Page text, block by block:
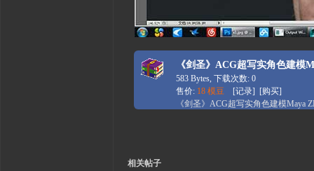
《剑圣》ACG超写实角色建模
583 Bytes, 下载次数: 0
售价: 18 模豆 [记录] [购买]
《剑圣》ACG超写实角色建模Maya
相关帖子